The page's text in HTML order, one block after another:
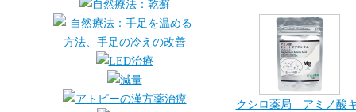
クシロ薬局 アミノ酸